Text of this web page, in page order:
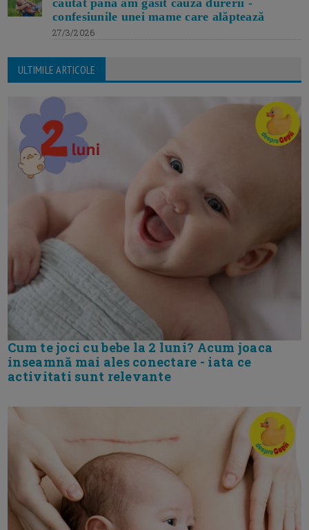
confesiunile unei mame care alăptează
27/3/2026
ULTIMILE ARTICOLE
Cum te joci cu bebe la 2 luni? Acum joaca
inseamnă mai ales conectare - iata ce
activitati sunt relevante